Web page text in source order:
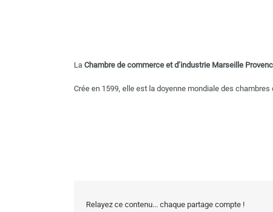
La Chambre de commerce et d’industrie Marseille
Crée en 1599, elle est la doyenne mondiale des chambres
Relayez ce contenu... chaque partage compte !